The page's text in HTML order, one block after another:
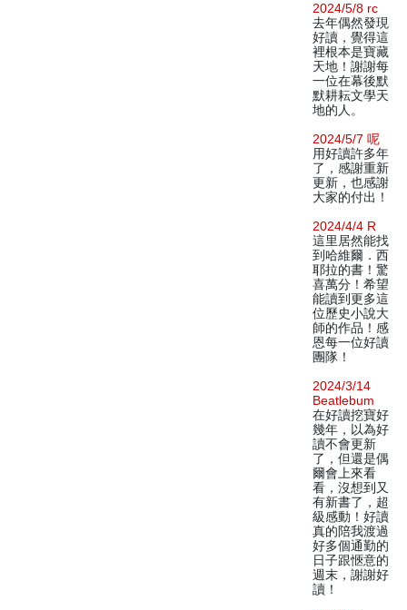
2024/5/8 rc
去年偶然發現
好讀，覺得這
裡根本是寶藏
天地！謝謝每
一位在幕後默
默耕耘文學天
地的人。
2024/5/7 呢
用好讀許多年
了，感謝重新
更新，也感謝
大家的付出！
2024/4/4 R
這里居然能找
到哈維爾．西
耶拉的書！驚
喜萬分！希望
能讀到更多這
位歷史小說大
師的作品！感
恩每一位好讀
團隊！
2024/3/14
Beatlebum
在好讀挖寶好
幾年，以為好
讀不會更新
了，但還是偶
爾會上來看
看，沒想到又
有新書了，超
級感動！好讀
真的陪我渡過
好多個通勤的
日子跟愜意的
週末，謝謝好
讀！